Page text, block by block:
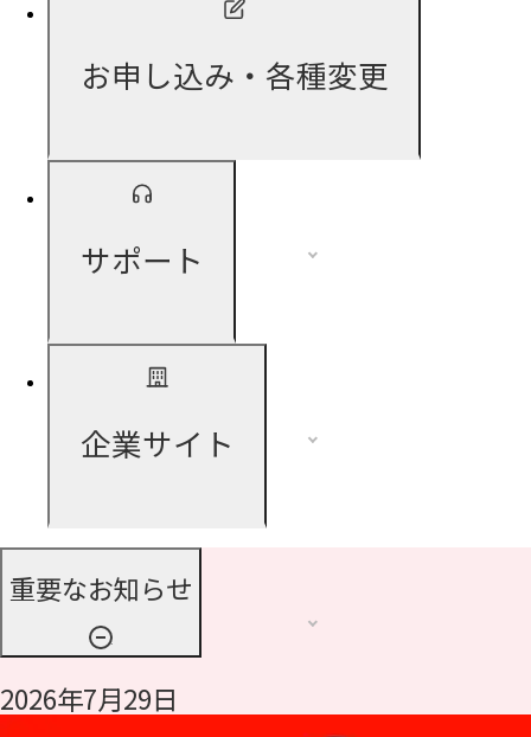
お申し込み・各種変更
サポート
企業サイト
重要なお知らせ
2026年7月29日